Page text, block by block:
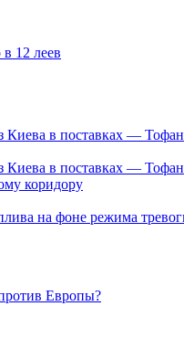
Киева в поставках — Тофан
Киева в поставках — Тофан